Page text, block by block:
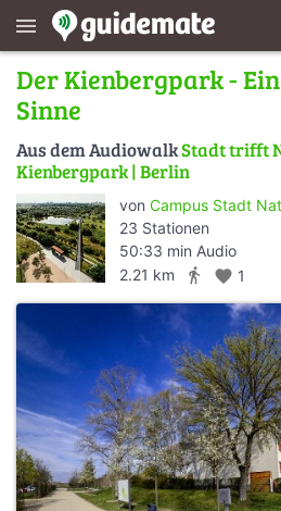
menu
Der Kienbergpark -
Sinne
Aus dem AudiowalkStadt trifft
Kienbergpark | Berlin
von Campus Stadt
23 Stationen
50:33 min Audio
2.21 km
directions_walk favorite 1